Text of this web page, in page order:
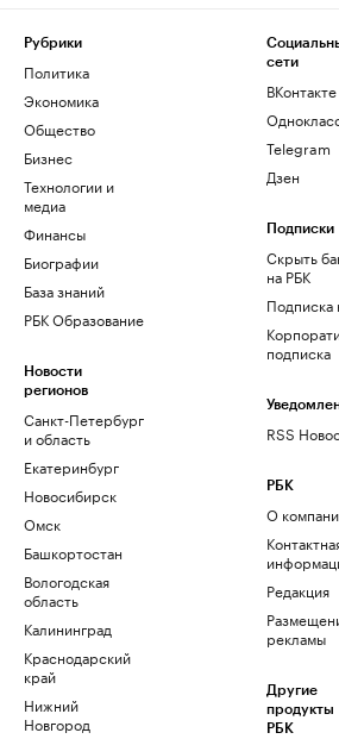
Рубрики
Политика
Экономика
Общество
Бизнес
Технологии и
медиа
Финансы
Биографии
База знаний
РБК Образование
Новости
регионов
Санкт-Петербург
и область
Екатеринбург
Новосибирск
Омск
Башкортостан
Вологодская
область
Калининград
Краснодарский
край
Нижний
Новгород
сети
ВКонтакте
Telegram
Дзен
Подписки
Скрыть
на РБК
Подписка
подписка
RSS
РБК
О
Редакция
рекламы
Другие
продукты
РБК